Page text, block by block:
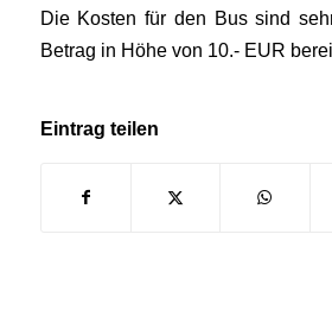
Die Kosten für den Bus sind
Betrag in Höhe von 10.- EUR
Eintrag teilen